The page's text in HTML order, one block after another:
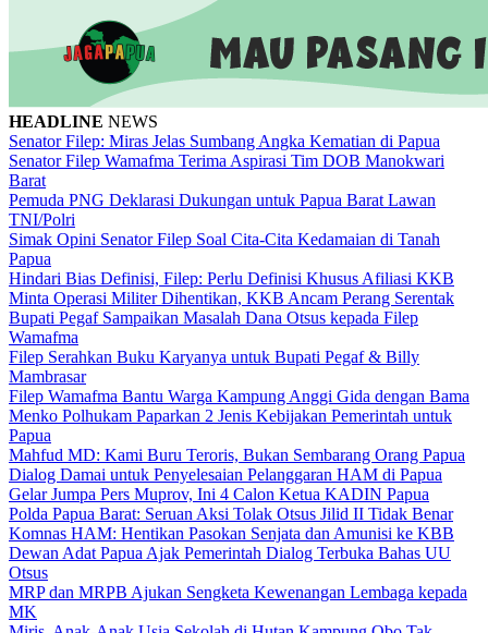
HEADLINE NEWS
Senator Filep: Miras Jelas Sumbang Angka Kematian di Papua
Senator Filep Wamafma Terima Aspirasi Tim DOB Manokwari
Barat
Pemuda PNG Deklarasi Dukungan untuk Papua Barat Lawan
TNI/Polri
Simak Opini Senator Filep Soal Cita-Cita Kedamaian di Tanah
Papua
Hindari Bias Definisi, Filep: Perlu Definisi Khusus Afiliasi KKB
Minta Operasi Militer Dihentikan, KKB Ancam Perang Serentak
Bupati Pegaf Sampaikan Masalah Dana Otsus kepada Filep
Wamafma
Filep Serahkan Buku Karyanya untuk Bupati Pegaf & Billy
Mambrasar
Filep Wamafma Bantu Warga Kampung Anggi Gida dengan Bama
Menko Polhukam Paparkan 2 Jenis Kebijakan Pemerintah untuk
Papua
Mahfud MD: Kami Buru Teroris, Bukan Sembarang Orang Papua
Dialog Damai untuk Penyelesaian Pelanggaran HAM di Papua
Gelar Jumpa Pers Muprov, Ini 4 Calon Ketua KADIN Papua
Polda Papua Barat: Seruan Aksi Tolak Otsus Jilid II Tidak Benar
Komnas HAM: Hentikan Pasokan Senjata dan Amunisi ke KBB
Dewan Adat Papua Ajak Pemerintah Dialog Terbuka Bahas UU
Otsus
MRP dan MRPB Ajukan Sengketa Kewenangan Lembaga kepada
MK